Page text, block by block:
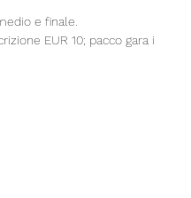
e finale.
EUR 10; pacco gara i